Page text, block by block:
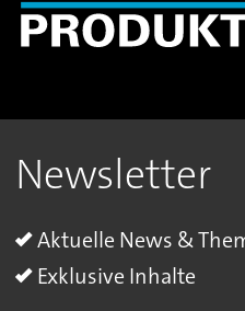
Newsletter
Aktuelle News &
Exklusive Inhalte